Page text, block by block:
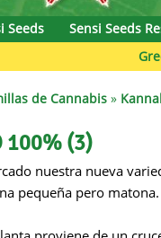
Delicious Seeds
Dr. Underground Seeds
Dutch Passion
Empire Seeds
Seeds Sensi Seeds
Green
de Cannabis »
100% (3)
nuestra nueva
pequeña pero matona.